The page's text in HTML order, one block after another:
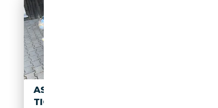
ASTON MARTIN DB 2/4 MK III
TICKFORD BODY